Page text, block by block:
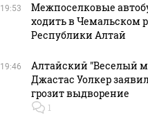
19:53
Межпоселковые
ходить в Чемальском
Республики Алтай
19:46
Алтайский "Веселый
Джастас Уолкер
грозит выдворение
1